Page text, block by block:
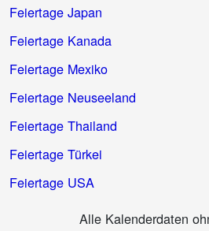
Feiertage Japan
Feiertage Kanada
Feiertage Mexiko
Feiertage Neuseeland
Feiertage Thailand
Feiertage Türkei
Feiertage USA
Alle Kalenderdaten